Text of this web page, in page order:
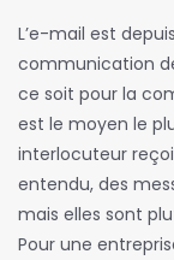
L’e-mail est
communication
ce soit pour la
est le moyen le
interlocuteur
entendu, des
mais elles sont
Pour une